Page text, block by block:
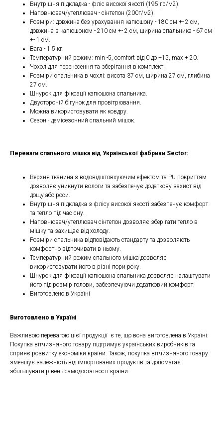
Внутрішня підкладка - фліс високої якості (195 гр/м2).
Наповнювач/утеплювач - сінтепон (200г/м2).
Розміри: довжина без урахування капюшону - 180 см +- 2 см,
довжина з капюшоном - 210 см +- 2 см, ширина спальника - 67 см
+- 1 см.
Вага - 1.5 кг.
Температурний режим: min -5, comfort від 0 до +15, max + 20.
Чохол для перенесення та зберігання в комплекті
Розміри спальника в чохлі: висота 37 см, ширина 27 см, глибина
27 см.
Шнурок для фіксації капюшона спальника.
Двустороній бігунок для провітрювання.
Можна використовувати як ковдру.
Сезон - демісезонний спальний мішок.
Переваги спального мішка від Української фабрики Sector:
Верхня тканина з водовідштовхуючим ефектом та PU покриттям
дозволяє уникнути вологи та забезпечує додаткову захист від
дощу або роси.
Внутрішня підкладка з флісу високої якості забезпечує комфорт
та тепло під час сну.
Наповнювач/утеплювач сінтепон дозволяє зберігати тепло в
мішку та захищає від холоду.
Розміри спальника відповідають стандарту та дозволяють
комфортно відпочивати в ньому.
Температурний режим спального мішка дозволяє
використовувати його в різні пори року.
Шнурок для фіксації капюшона спальника дозволяє налаштувати
його під розмір голови, забезпечуючи додатковий комфорт.
Виготовлено в Україні
Виготовлено в Україні
Важливою перевагою цієї продукції є те, що вона виготовлена в Україні.
Покупка вітчизняного товару підтримує українських виробників та
сприяє розвитку економіки країни. Також, покупка вітчизняного товару
зменшує залежність від імпортованих продуктів та допомагає
збільшувати рівень самодостатності країни.